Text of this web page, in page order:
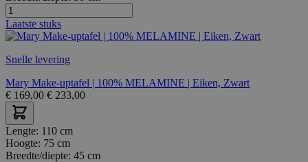
Laatste stuks
Snelle levering
Mary Make-uptafel | 100% MELAMINE | Eiken, Zwart
€ 169,00 € 233,00
Lengte: 110 cm
Hoogte: 75 cm
Breedte/diepte: 45 cm